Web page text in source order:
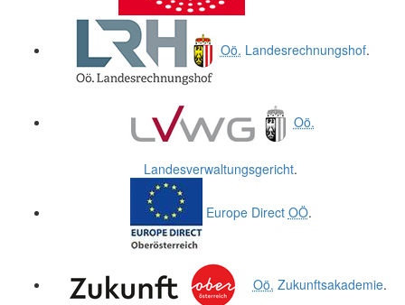
Oö. Landesrechnungshof.
Oö.
Landesverwaltungsgericht.
Europe Direct OÖ.
Oö. Zukunftsakademie.